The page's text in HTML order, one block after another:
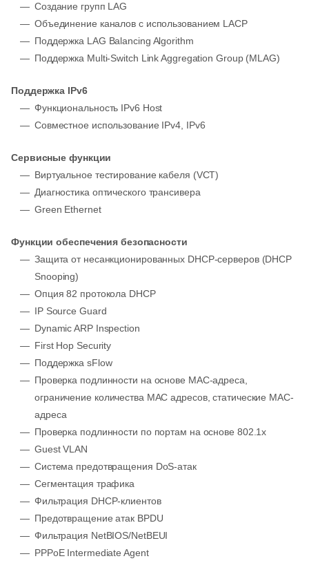
Создание групп LAG
Объединение каналов с использованием LACP
Поддержка LAG Balancing Algorithm
Поддержка Multi-Switch Link Aggregation Group (MLAG)
Поддержка IPv6
Функциональность IPv6 Host
Совместное использование IPv4, IPv6
Сервисные функции
Виртуальное тестирование кабеля (VCT)
Диагностика оптического трансивера
Green Ethernet
Функции обеспечения безопасности
Защита от несанкционированных DHCP-серверов (DHCP
Snooping)
Опция 82 протокола DHCP
IP Source Guard
Dynamic ARP Inspection
First Hop Security
Поддержка sFlow
Проверка подлинности на основе MAC-адреса,
ограничение количества MAC адресов, статические MAC-
адреса
Проверка подлинности по портам на основе 802.1x
Guest VLAN
Система предотвращения DoS-атак
Сегментация трафика
Фильтрация DHCP-клиентов
Предотвращение атак BPDU
Фильтрация NetBIOS/NetBEUI
PPPoE Intermediate Agent